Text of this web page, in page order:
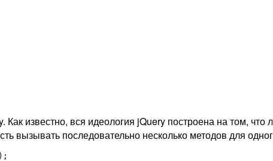
известно, вся идеология jQuery построена на том,
вызывать последовательно несколько методов для